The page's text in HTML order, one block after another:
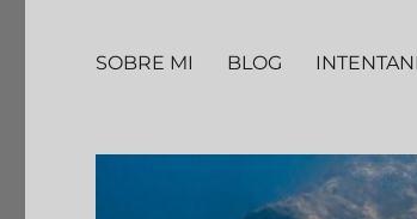
SOBRE MI BLOG